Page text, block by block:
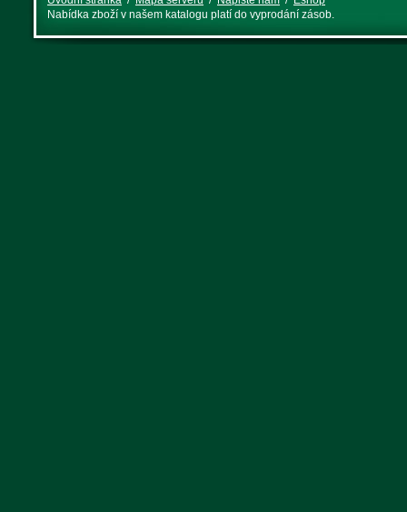
Nabídka zboží v našem katalogu platí do vyprodání zásob.